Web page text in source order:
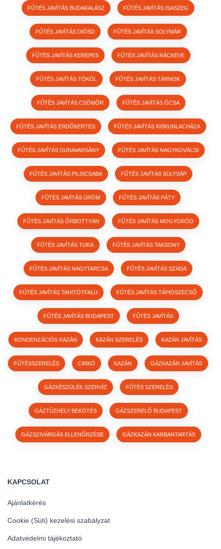
FŰTÉS JAVÍTÁS BUDAKALÁSZ FŰTÉS JAVÍTÁS ISASZEG
FŰTÉS JAVÍTÁS DIÓSD FŰTÉS JAVÍTÁS SOLYMÁR
FŰTÉS JAVÍTÁS KEREPES FŰTÉS JAVÍTÁS RÁCKEVE
FŰTÉS JAVÍTÁS TÖKÖL FŰTÉS JAVÍTÁS TÁRNOK
FŰTÉS JAVÍTÁS CSÖMÖR FŰTÉS JAVÍTÁS ÓCSA
FŰTÉS JAVÍTÁS ERDŐKERTES FŰTÉS JAVÍTÁS KISKUNLACHÁZA
FŰTÉS JAVÍTÁS DUNAVARSÁNY FŰTÉS JAVÍTÁS NAGYKOVÁCSI
FŰTÉS JAVÍTÁS PILISCSABA FŰTÉS JAVÍTÁS SÜLYSÁP
FŰTÉS JAVÍTÁS ÜRÖM FŰTÉS JAVÍTÁS PÁTY
FŰTÉS JAVÍTÁS ŐRBOTTYÁN FŰTÉS JAVÍTÁS MOGYORÓD
FŰTÉS JAVÍTÁS TURA FŰTÉS JAVÍTÁS TAKSONY
FŰTÉS JAVÍTÁS NAGYTARCSA FŰTÉS JAVÍTÁS SZADA
FŰTÉS JAVÍTÁS TAHITÓTFALU FŰTÉS JAVÍTÁS TÁPIÓSZECSŐ
FŰTÉS JAVÍTÁS BUDAPEST FŰTÉS JAVÍTÁS
KONDENZÁCIÓS KAZÁN KAZÁN SZERELÉS KAZÁN JAVÍTÁS
FŰTÉSSZERELÉS CIRKÓ KAZÁN GÁZKAZÁN JAVÍTÁS
GÁZKÉSZÜLÉK SZERVÍZ FŰTÉS SZERELÉS
GÁZTŰZHELY BEKÖTÉS GÁZSZERELŐ BUDAPEST
GÁZSZIVÁRGÁS ELLENŐRZÉSE GÁZKAZÁN KARBANTARTÁS
KAPCSOLAT
Ajánlatkérés
Cookie (Süti) kezelési szabályzat
Adatvédelmi tájékoztató